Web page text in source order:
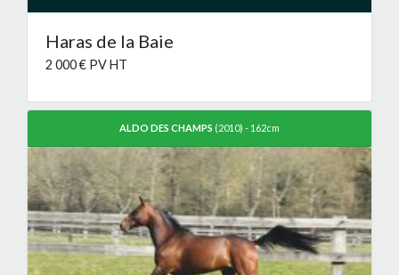
Haras de la Baie
2 000 € PV HT
ALDO DES CHAMPS (2010) - 162cm